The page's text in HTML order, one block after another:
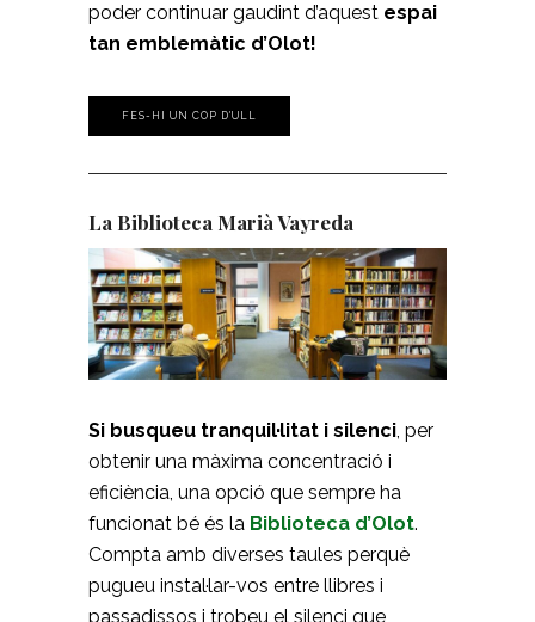
poder continuar gaudint d’aquest espai
tan emblemàtic d’Olot!
FES-HI UN COP D'ULL
La Biblioteca Marià Vayreda
Si busqueu tranquil·litat i silenci, per
obtenir una màxima concentració i
eficiència, una opció que sempre ha
funcionat bé és la Biblioteca d’Olot.
Compta amb diverses taules perquè
pugueu instal·lar-vos entre llibres i
passadissos i trobeu el silenci que